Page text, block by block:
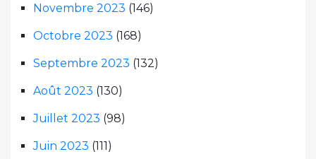
Novembre 2023 (146)
Octobre 2023 (168)
Septembre 2023 (132)
Août 2023 (130)
Juillet 2023 (98)
Juin 2023 (111)